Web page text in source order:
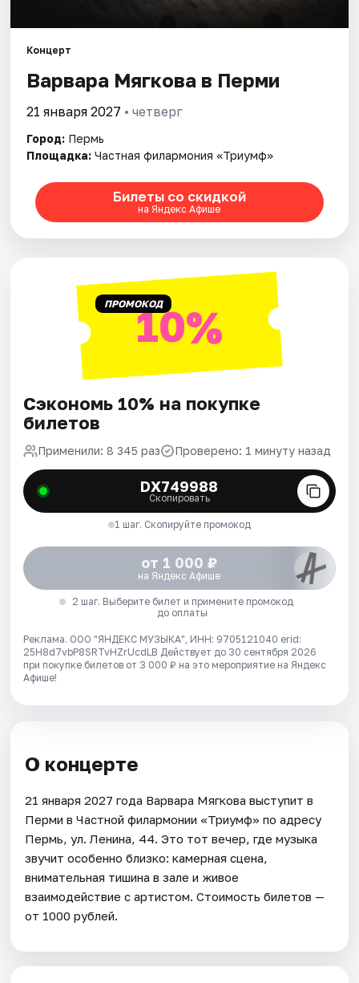
Площадки
Артисты
Рейтинги
Концерт
Варвара Мягкова в Перми
21 января 2027 • четверг
Город: Пермь
Площадка: Частная филармония «Триумф»
Билеты со скидкой
на Яндекс Афише
ПРОМОКОД10%
Сэкономь 10% на покупке
билетов
Применили: 8 345 раз Проверено: 1 минуту назад
DX749988
Скопировать
1 шаг. Скопируйте промокод
от 1 000 ₽
на Яндекс Афише
2 шаг. Выберите билет и примените промокод
до оплаты
Реклама. ООО "ЯНДЕКС МУЗЫКА", ИНН: 9705121040 erid:
25H8d7vbP8SRTvHZrUcdLB Действует до 30 сентября 2026
при покупке билетов от 3 000 ₽ на это мероприятие на Яндекс
Афише!
О концерте
21 января 2027 года Варвара Мягкова выступит в
Перми в Частной филармонии «Триумф» по адресу
Пермь, ул. Ленина, 44. Это тот вечер, где музыка
звучит особенно близко: камерная сцена,
внимательная тишина в зале и живое
взаимодействие с артистом. Стоимость билетов —
от 1000 рублей.